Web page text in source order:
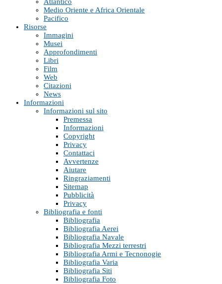
Medio Oriente e Africa Orientale
Pacifico
Risorse
Immagini
Musei
Approfondimenti
Libri
Film
Web
Citazioni
News
Informazioni
Informazioni sul sito
Premessa
Informazioni
Copyright
Privacy
Contattaci
Avvertenze
Aiutare
Ringraziamenti
Sitemap
Pubblicità
Privacy
Bibliografia e fonti
Bibliografia
Bibliografia Aerei
Bibliografia Navale
Bibliografia Mezzi terrestri
Bibliografia Armi e Tecnonogie
Bibliografia Varia
Bibliografia Siti
Bibliografia Foto